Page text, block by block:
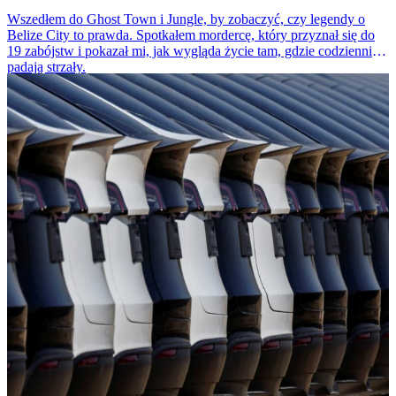
Wszedłem do Ghost Town i Jungle, by zobaczyć, czy legendy o
Belize City to prawda. Spotkałem mordercę, który przyznał się do
19 zabójstw i pokazał mi, jak wygląda życie tam, gdzie codziennie
padają strzały.